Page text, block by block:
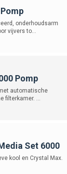
onderhoudsarm
vijvers to...
Pomp
automatische
filterkamer. ...
Set 6000
kool en Crystal Max.